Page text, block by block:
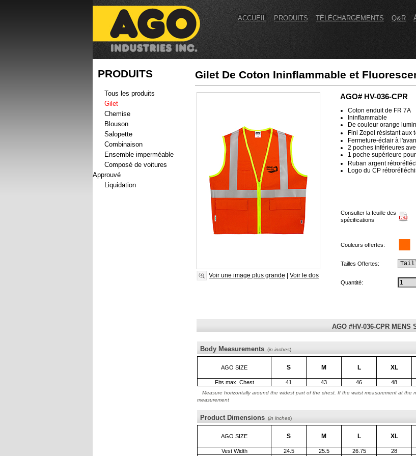
ACCUEIL PRODUITS TÉLÉCHARGEMENTS Q&R
PRODUITS
Tous les produits
Gilet
Chemise
Blouson
Salopette
Combinaison
Ensemble imperméable
Composé de voitures
Approuvé
Liquidation
Gilet De Coton Ininflammable et
Voir une image plus grande | Voir le dos
AGO# HV-036-CPR
Coton enduit de FR 7A
Ininflammable
De couleur orange
Fini Zepel résistant aux
Fermeture-éclair à
2 poches inférieures
1 poche supérieure
Ruban argent
Logo du CP
Consulter la feuille des
spécifications
Couleurs offertes:
Tailles Offertes:
Quantité:
AGO #HV-036-CPR MENS
Body Measurements (in inches)
AGO SIZE S M L XL
Fits max. Chest 41 43 46 48
Measure horizontally around the widest part of the chest. If the waist measurement at
measurement
Product Dimensions (in inches)
AGO SIZE S M L XL
Vest Width 24.5 25.5 26.75 28